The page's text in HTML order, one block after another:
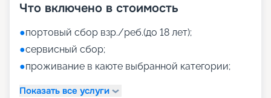
Что включено в стоимость
●портовый сбор взр./реб.(до 18 лет);
●сервисный сбор;
●проживание в каюте выбранной категории;
Показать все услуги